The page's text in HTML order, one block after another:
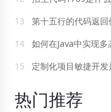
13
第十五行的代码返回
14
如何在Java中实现多
15
定制化项目敏捷开发
热门推荐